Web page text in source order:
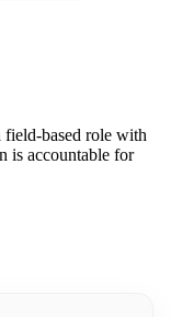
based role with
is accountable for